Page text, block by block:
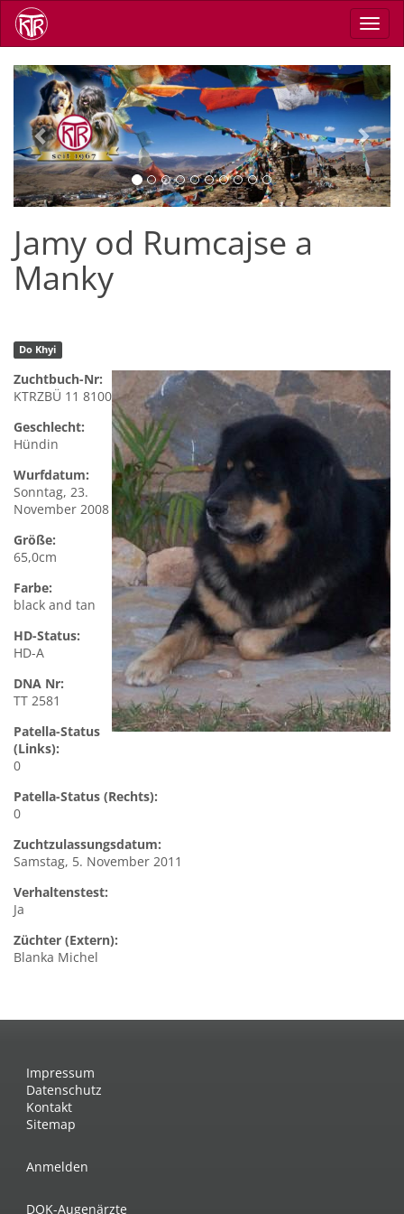
Direkt
zum
Inhalt
Previous Next
Jamy od Rumcajse a
Manky
Do Khyi
Zuchtbuch-Nr:
KTRZBÜ 11 8100
Geschlecht:
Hündin
Wurfdatum:
Sonntag, 23.
November 2008
Größe:
65,0cm
Farbe:
black and tan
HD-Status:
HD-A
DNA Nr:
TT 2581
Patella-Status
(Links):
0
Patella-Status (Rechts):
0
Zuchtzulassungsdatum:
Samstag, 5. November 2011
Verhaltenstest:
Ja
Züchter (Extern):
Blanka Michel
Impressum
Datenschutz
Kontakt
Sitemap
Anmelden
DOK-Augenärzte